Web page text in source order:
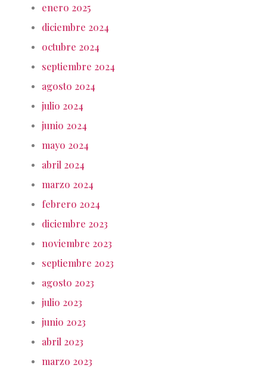
enero 2025
diciembre 2024
octubre 2024
septiembre 2024
agosto 2024
julio 2024
junio 2024
mayo 2024
abril 2024
marzo 2024
febrero 2024
diciembre 2023
noviembre 2023
septiembre 2023
agosto 2023
julio 2023
junio 2023
abril 2023
marzo 2023